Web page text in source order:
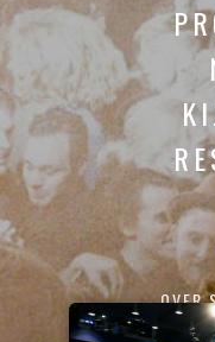
OVER